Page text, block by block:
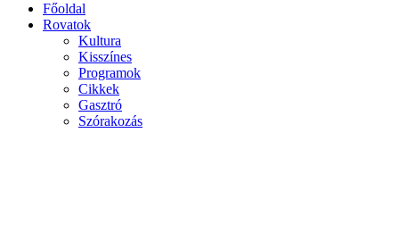
Főoldal
Rovatok
Kultura
Kisszínes
Programok
Cikkek
Gasztró
Szórakozás